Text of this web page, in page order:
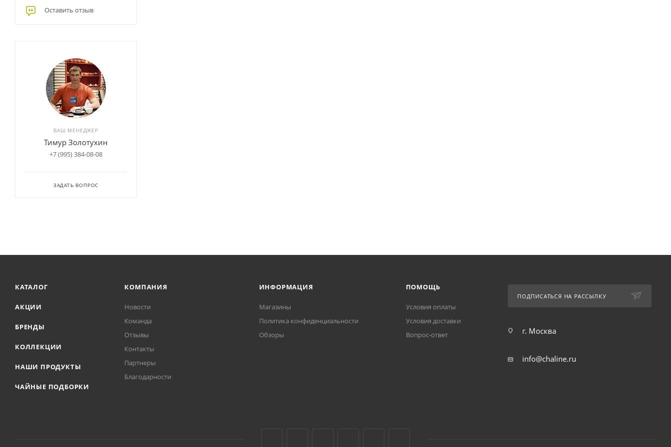
Оставить отзыв
ВАШ МЕНЕДЖЕР
Тимур Золотухин
+7 (995) 384-08-08
ЗАДАТЬ ВОПРОС
КАТАЛОГ
АКЦИИ
БРЕНДЫ
КОЛЛЕКЦИИ
НАШИ ПРОДУКТЫ
ЧАЙНЫЕ ПОДБОРКИ
КОМПАНИЯ
Новости
Команда
Отзывы
Контакты
Партнеры
Благодарности
ИНФОРМАЦИЯ
Магазины
Политика конфиденциальности
Обзоры
ПОМОЩЬ
Условия оплаты
Условия доставки
Вопрос-ответ
ПОДПИСАТЬСЯ НА РАССЫЛКУ
г. Москва
info@chaline.ru